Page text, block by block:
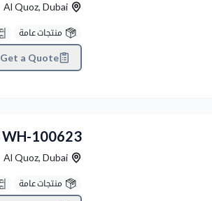
Al Quoz, Dubai
منتجات عامة
Get a Quote
WH-100623
Al Quoz, Dubai
منتجات عامة